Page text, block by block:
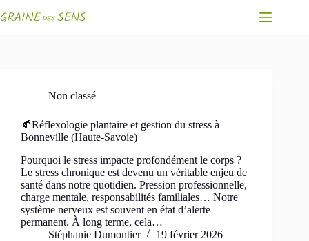
au
Non classé
🍂Réflexologie plantaire et gestion du stress à
Bonneville (Haute-Savoie)
Pourquoi le stress impacte profondément le corps ?
Le stress chronique est devenu un véritable enjeu de
santé dans notre quotidien. Pression professionnelle,
charge mentale, responsabilités familiales… Notre
système nerveux est souvent en état d’alerte
permanent. À long terme, cela…
Stéphanie Dumontier
19 février 2026